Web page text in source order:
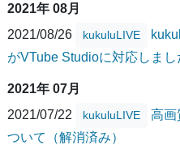
2021年 08月
2021/08/26
kukuluLIVE
がVTube Studioに対応しまし
2021年 07月
2021/07/22
kukuluLIVE
高画
ついて（解消済み）